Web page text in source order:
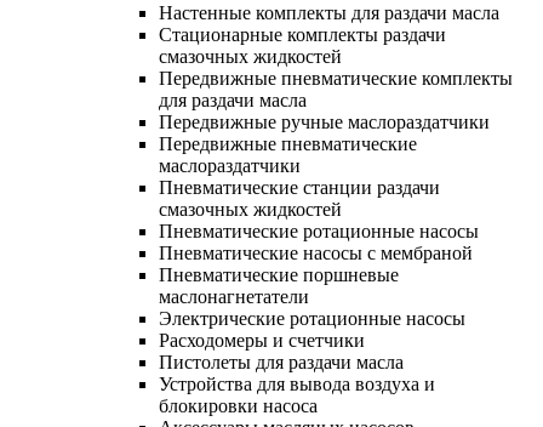
Настенные комплекты для раздачи масла
Стационарные комплекты раздачи
смазочных жидкостей
Передвижные пневматические комплекты
для раздачи масла
Передвижные ручные маслораздатчики
Передвижные пневматические
маслораздатчики
Пневматические станции раздачи
смазочных жидкостей
Пневматические ротационные насосы
Пневматические насосы с мембраной
Пневматические поршневые
маслонагнетатели
Электрические ротационные насосы
Расходомеры и счетчики
Пистолеты для раздачи масла
Устройства для вывода воздуха и
блокировки насоса